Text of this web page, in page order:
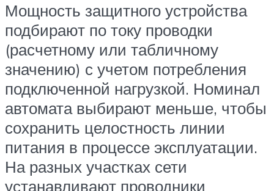
Мощность защитного устройства
подбирают по току проводки
(расчетному или табличному
значению) с учетом потребления
подключенной нагрузкой. Номинал
автомата выбирают меньше, чтобы
сохранить целостность линии
питания в процессе эксплуатации.
На разных участках сети
устанавливают проводники